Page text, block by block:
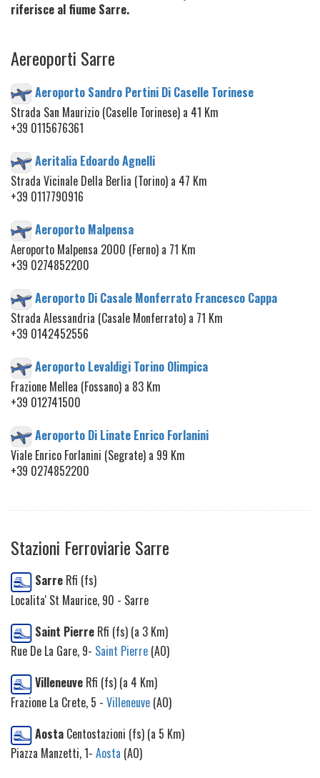
riferisce al fiume Sarre.
Aereoporti Sarre
Aeroporto Sandro Pertini Di Caselle Torinese
Strada San Maurizio (Caselle Torinese) a 41 Km
+39 0115676361
Aeritalia Edoardo Agnelli
Strada Vicinale Della Berlia (Torino) a 47 Km
+39 0117790916
Aeroporto Malpensa
Aeroporto Malpensa 2000 (Ferno) a 71 Km
+39 0274852200
Aeroporto Di Casale Monferrato Francesco Cappa
Strada Alessandria (Casale Monferrato) a 71 Km
+39 0142452556
Aeroporto Levaldigi Torino Olimpica
Frazione Mellea (Fossano) a 83 Km
+39 012741500
Aeroporto Di Linate Enrico Forlanini
Viale Enrico Forlanini (Segrate) a 99 Km
+39 0274852200
Stazioni Ferroviarie Sarre
Sarre Rfi (fs)
Localita' St Maurice, 90 - Sarre
Saint Pierre Rfi (fs) (a 3 Km)
Rue De La Gare, 9- Saint Pierre (AO)
Villeneuve Rfi (fs) (a 4 Km)
Frazione La Crete, 5 - Villeneuve (AO)
Aosta Centostazioni (fs) (a 5 Km)
Piazza Manzetti, 1- Aosta (AO)